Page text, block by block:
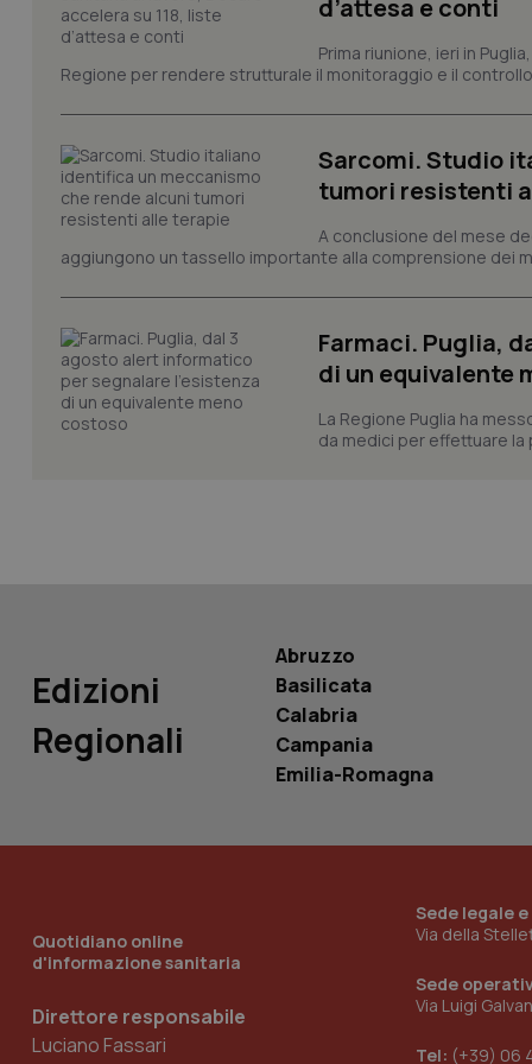
d’attesa e conti
Prima riunione, ieri in
Regione per rendere strutturale il monitoraggio e il
Sarcomi. Studio
tumori resistenti
A conclusione del mese
aggiungono un tassello importante alla comprensione dei
Farmaci. Puglia,
di un equivalente
La Regione Puglia ha
da medici per effettuare la
Edizioni
Regionali
Abruzzo
Basilicata
Calabria
Campania
Emilia-Romagna
Quotidiano online
d'informazione sanitaria
Direttore responsabile
Luciano Fassari
Sede legale
Via della
Sede
Via Luigi
Tel: (+39) 06
CookieScriptConsent
tracking-sites-
tracking-enable
session-id
_ga
YSC